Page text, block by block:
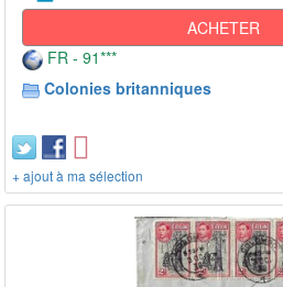
ACHETER
FR - 91***
Colonies britanniques
+ ajout à ma sélection